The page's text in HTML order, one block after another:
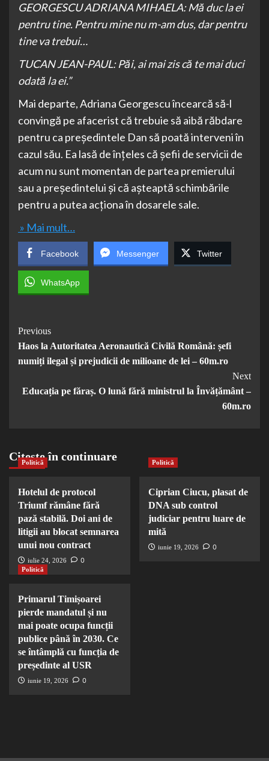
GEORGESCU ADRIANA MIHAELA: Mă duc la ei
pentru tine. Pentru mine nu m-am dus, dar pentru
tine va trebui…
TUCAN JEAN-PAUL: Păi, ai mai zis că te mai duci
odată la ei.”
Mai departe, Adriana Georgescu încearcă să-l
convingă pe afacerist că trebuie să aibă răbdare
pentru ca președintele Dan să poată interveni în
cazul său. Ea lasă de înțeles că șefii de servicii de
acum nu sunt momentan de partea premierului
sau a președintelui și că așteaptă schimbările
pentru a putea acționa în dosarele sale.
» Mai mult…
Facebook Messenger Twitter
WhatsApp
Post
Navigation
Previous
Haos la Autoritatea Aeronautică Civilă Română: șefi
numiți ilegal și prejudicii de milioane de lei – 60m.ro
Next
Educația pe făraș. O lună fără ministrul la Învățământ –
60m.ro
Citește în continuare
Politică
Hotelul de protocol
Triumf rămâne fără
pază stabilă. Doi ani de
litigii au blocat semnarea
unui nou contract
iulie 24, 2026 0
Politică
Ciprian Ciucu, plasat de
DNA sub control
judiciar pentru luare de
mită
iunie 19, 2026 0
Politică
Primarul Timișoarei
pierde mandatul și nu
mai poate ocupa funcții
publice până în 2030. Ce
se întâmplă cu funcția de
președinte al USR
iunie 19, 2026 0